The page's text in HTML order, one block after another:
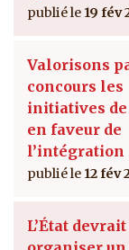
19 fév
Valorisons
concours les
initiatives
en faveur de
l’intégration
12 fév
L’État devrait